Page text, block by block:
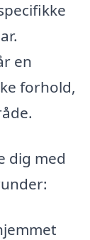
en
forhold,
dig med